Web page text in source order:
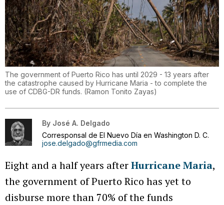
The government of Puerto Rico has until 2029 - 13 years after
the catastrophe caused by Hurricane Maria - to complete the
use of CDBG-DR funds. (Ramon Tonito Zayas)
By José A. Delgado
Corresponsal de El Nuevo Día en Washington D. C.
jose.delgado@gfrmedia.com
Eight and a half years afterHurricane Maria,
the government of Puerto Rico has yet to
disburse more than 70% of the funds